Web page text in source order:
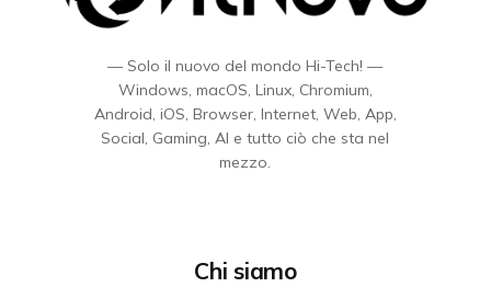
— Solo il nuovo del mondo Hi-Tech! —
Windows, macOS, Linux, Chromium,
Android, iOS, Browser, Internet, Web, App,
Social, Gaming, AI e tutto ciò che sta nel
mezzo.
Chi siamo